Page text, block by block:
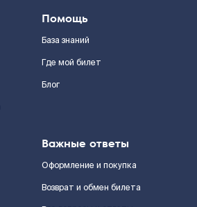
Помощь
База знаний
Где мой билет
Блог
Важные ответы
Оформление и покупка
Возврат и обмен билета